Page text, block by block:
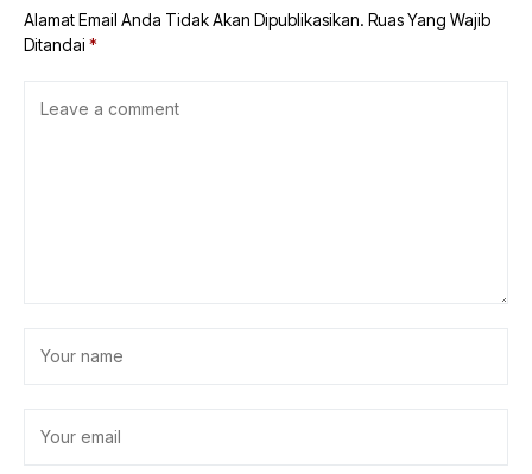
Alamat Email Anda Tidak Akan Dipublikasikan. Ruas Yang Wajib
Ditandai *